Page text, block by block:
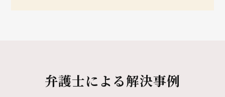
弁護士による解決事例